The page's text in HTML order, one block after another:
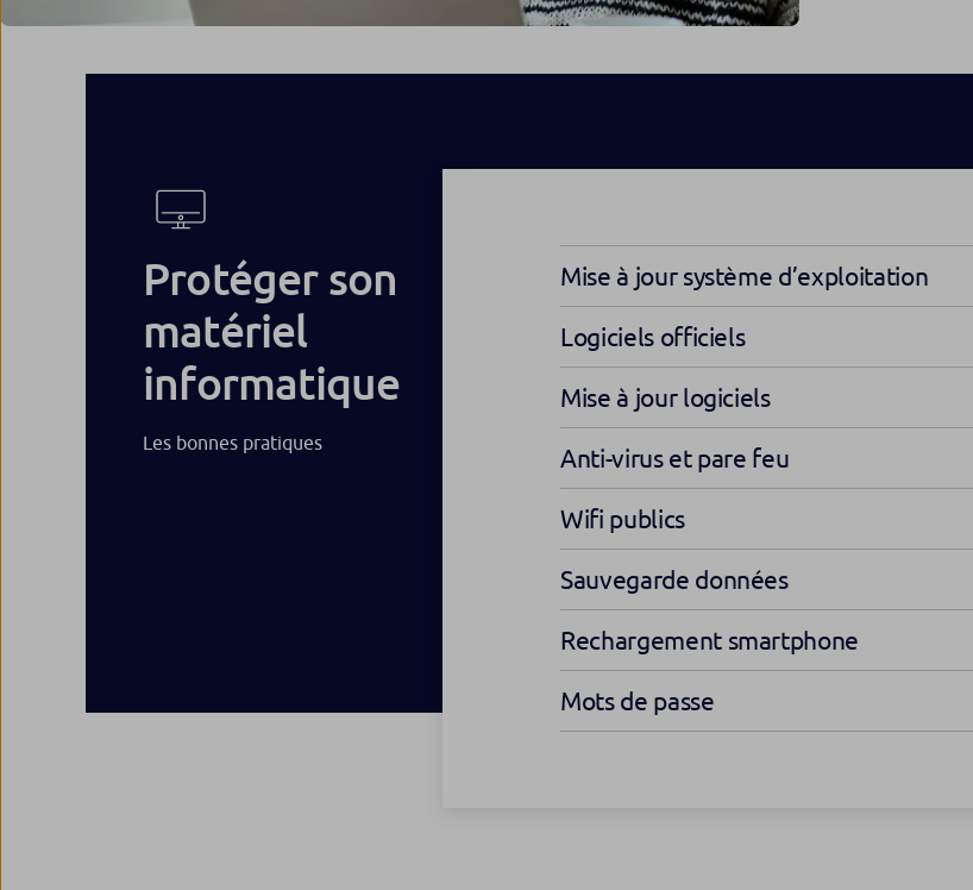
Protéger son
matériel
informatique
Les bonnes pratiques
Mise à jour système d’exploitation
Logiciels officiels
Mise à jour logiciels
Anti-virus et pare feu
Wifi publics
Sauvegarde données
Rechargement smartphone
Mots de passe